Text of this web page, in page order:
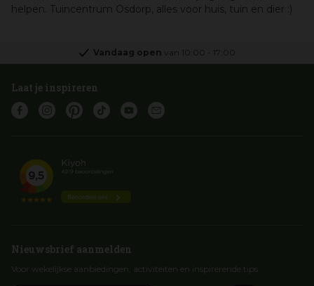
helpen. Tuincentrum Osdorp, alles voor huis, tuin en dier :)
Vandaag open van 10:00 17:00
Laat je inspireren
Nieuwsbrief aanmelden
Voor wekelijkse aanbiedingen, activiteiten en inspirerende tips